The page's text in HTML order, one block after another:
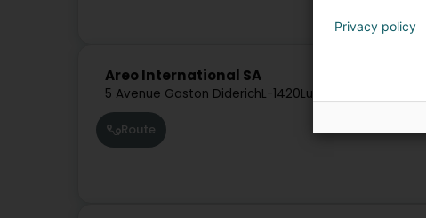
Areo International SA
5 Avenue Gaston DiderichL-1420Luxembourg
Route
Privacy policy